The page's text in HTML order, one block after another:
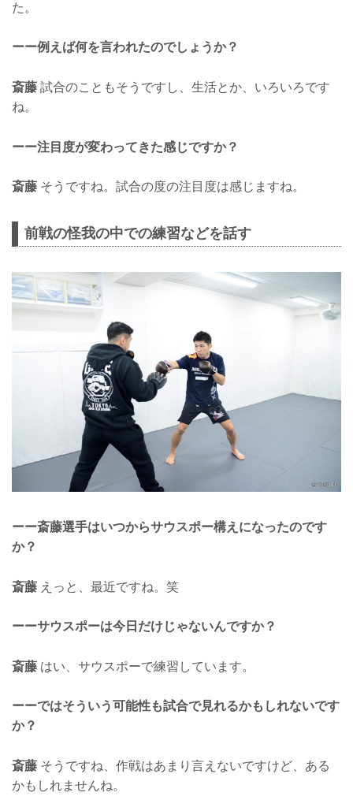
た。
ーー例えば何を言われたのでしょうか？
斎藤 試合のこともそうですし、生活とか、いろいろです
ね。
ーー注目度が変わってきた感じですか？
斎藤 そうですね。試合の度の注目度は感じますね。
前戦の怪我の中での練習などを話す
ーー斎藤選手はいつからサウスポー構えになったのです
か？
斎藤 えっと、最近ですね。笑
ーーサウスポーは今日だけじゃないんですか？
斎藤 はい、サウスポーで練習しています。
ーーではそういう可能性も試合で見れるかもしれないです
か？
斎藤 そうですね、作戦はあまり言えないですけど、ある
かもしれませんね。